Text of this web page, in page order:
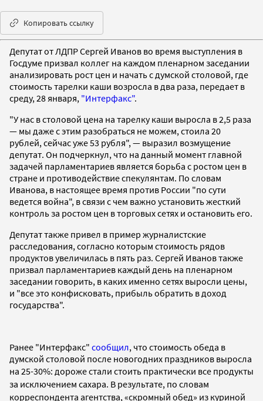
Копировать ссылку
Депутат от ЛДПР Сергей Иванов во время выступления в
Госдуме призвал коллег на каждом пленарном заседании
анализировать рост цен и начать с думской столовой, где
стоимость тарелки каши возросла в два раза, передает в
среду, 28 января, "Интерфакс".
"У нас в столовой цена на тарелку каши выросла в 2,5 раза
— мы даже с этим разобраться не можем, стоила 20
рублей, сейчас уже 53 рубля", — выразил возмущение
депутат. Он подчеркнул, что на данный момент главной
задачей парламентариев является борьба с ростом цен в
стране и противодействие спекулянтам. По словам
Иванова, в настоящее время против России "по сути
ведется война", в связи с чем важно установить жесткий
контроль за ростом цен в торговых сетях и остановить его.
Депутат также привел в пример журналистские
расследования, согласно которым стоимость рядов
продуктов увеличилась в пять раз. Сергей Иванов также
призвал парламентариев каждый день на пленарном
заседании говорить, в каких именно сетях выросли цены,
и "все это конфисковать, прибыль обратить в доход
государства".
Ранее "Интерфакс" сообщил, что стоимость обеда в
думской столовой после новогодних праздников выросла
на 25-30%: дорожестали стоить практически все продукты
за исключением сахара. В результате, по словам
корреспондента агентства, «скромный обед» из куриной